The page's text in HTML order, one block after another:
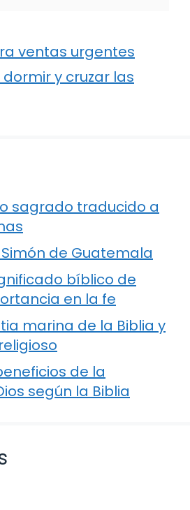
ventas urgentes
y cruzar las
sagrado traducido a
de Guatemala
bíblico de
en la fe
marina de la Biblia y
de la
según la Biblia